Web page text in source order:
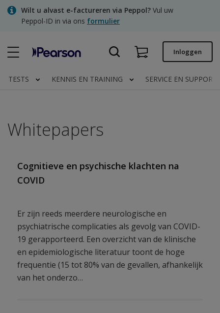
SkipWilt u alvast e-factureren via Peppol? Vul uw
Peppol-ID in via ons formulier
Snel bestellen Inloggen
TESTS KENNIS EN TRAINING SERVICE EN SUPPORT
Whitepapers
Cognitieve en psychische klachten na
COVID
Er zijn reeds meerdere neurologische en
psychiatrische complicaties als gevolg van COVID-
19 gerapporteerd. Een overzicht van de klinische
en epidemiologische literatuur toont de hoge
frequentie (15 tot 80% van de gevallen, afhankelijk
van het onderzo…